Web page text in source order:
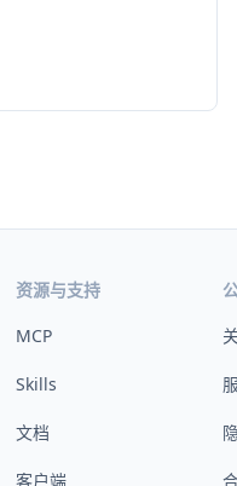
资源与支持
MCP
Skills
文档
客户端